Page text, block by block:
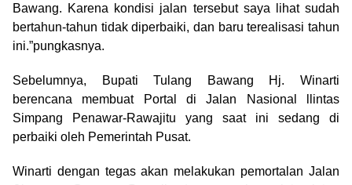
Bawang. Karena kondisi jalan tersebut saya lihat sudah
bertahun-tahun tidak diperbaiki, dan baru terealisasi tahun
ini.”pungkasnya.
Sebelumnya, Bupati Tulang Bawang Hj. Winarti
berencana membuat Portal di Jalan Nasional llintas
Simpang Penawar-Rawajitu yang saat ini sedang di
perbaiki oleh Pemerintah Pusat.
Winarti dengan tegas akan melakukan pemortalan Jalan